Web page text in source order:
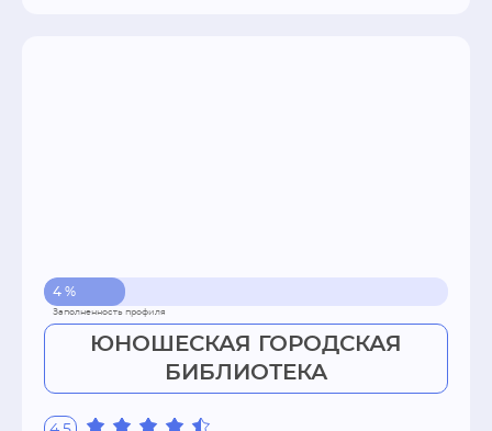
4 %
ЮНОШЕСКАЯ ГОРОДСКАЯ
БИБЛИОТЕКА